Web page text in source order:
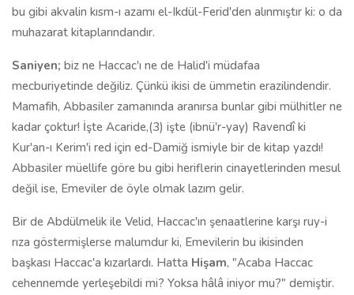
bu gibi akvalin kısm-ı azamı el-Ikdül-Ferid'den alınmıştır ki: o da
muhazarat kitaplarındandır.
Saniyen; biz ne Haccac'ı ne de Halid'i müdafaa
mecburiyetinde değiliz. Çünkü ikisi de ümmetin erazilindendir.
Mamafih, Abbasiler zamanında aranırsa bunlar gibi mülhitler ne
kadar çoktur! İşte Acaride,(3) işte (ibnü'r-yay) Ravendî ki
Kur'an-ı Kerim'i red için ed-Damiğ ismiyle bir de kitap yazdı!
Abbasiler müellife göre bu gibi heriflerin cinayetlerinden mesul
değil ise, Emeviler de öyle olmak lazım gelir.
Bir de Abdülmelik ile Velid, Haccac'ın şenaatlerine karşı ruy-i
rıza göstermişlerse malumdur ki, Emevilerin bu ikisinden
başkası Haccac'a kızarlardı. Hatta Hişam, "Acaba Haccac
cehennemde yerleşebildi mi? Yoksa hâlâ iniyor mu?" demiştir.